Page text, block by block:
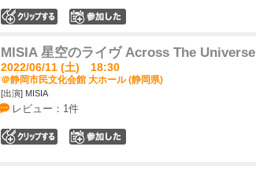
MISIA 星空のライヴ Across The Universe
2022/06/11 (土) 18:30
＠静岡市民文化会館 大ホール (静岡県)
[出演] MISIA
レビュー：1件